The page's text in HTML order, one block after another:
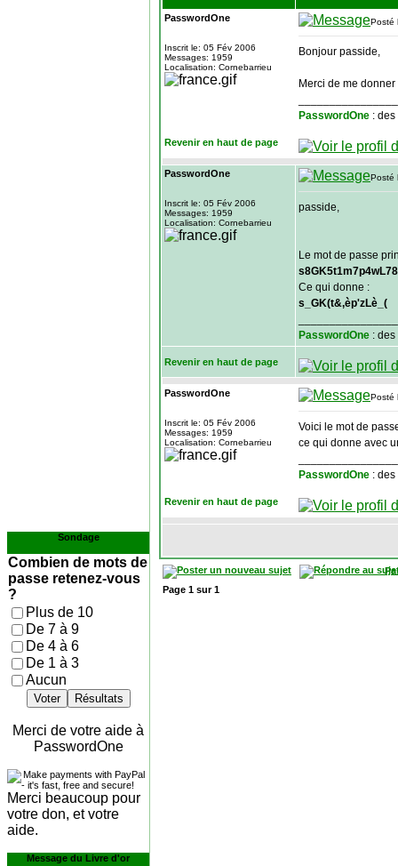
Sondage
Combien de mots de
passe retenez-vous
?
Plus de 10
De 7 à 9
De 4 à 6
De 1 à 3
Aucun
Voter Résultats
Merci de votre aide à
PasswordOne
Merci beaucoup pour
votre don, et votre
aide.
Message du Livre d'or
PasswordOne
Inscrit le: 05 Fév 2006
Messages: 1959
Localisation: Cornebarrieu
Posté
Bonjour passide,
Merci de me
PasswordOne :
Revenir en haut de page
PasswordOne
Inscrit le: 05 Fév 2006
Messages: 1959
Localisation: Cornebarrieu
Posté
passide,
Le mot de passe
Ce qui donne :
s_GK(t&,èp'zLè_(
PasswordOne :
Revenir en haut de page
PasswordOne
Inscrit le: 05 Fév 2006
Messages: 1959
Localisation: Cornebarrieu
Posté
Voici le mot de
ce qui donne avec
PasswordOne :
Revenir en haut de page
Page 1 sur1